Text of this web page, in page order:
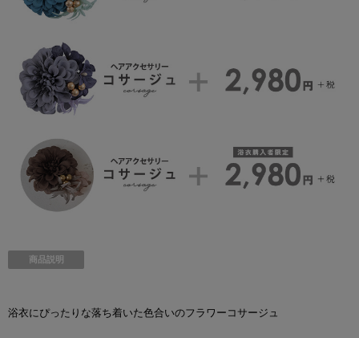
商品説明
浴衣にぴったりな落ち着いた色合いのフラワーコサージュ